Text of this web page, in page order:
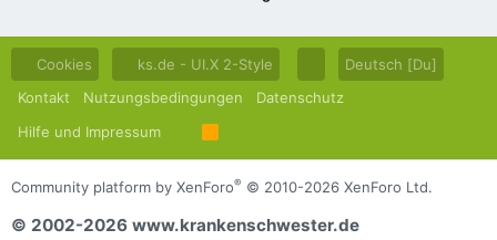
Cookies ks.de - UI.X 2-Style
Deutsch [Du]
Kontakt
Nutzungsbedingungen
Datenschutz
Hilfe und Impressum
S
Community platform by XenForo® © 2010-2026 XenForo Ltd.
© 2002-2026 www.krankenschwester.de